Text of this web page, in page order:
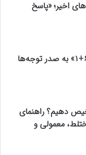
اخیر؛ «پاسخ
ابرو یاشار با پروژه آکوستیک «۶+۱» به صدر توجه‌ها
دهیم؟ راهنمای
معمولی و